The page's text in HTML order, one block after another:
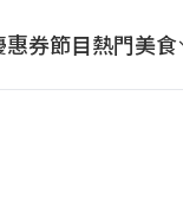
惠券節目熱門美食